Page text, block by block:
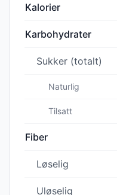
Kalorier
Karbohydrater
Sukker (totalt)
Naturlig
Tilsatt
Fiber
Løselig
Uløselig